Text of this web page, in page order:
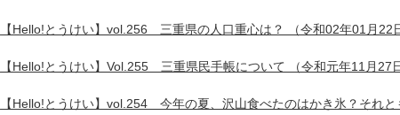
【Hello!とうけい】vol.256 三重県の人口重心は？ （令和02年01月22
【Hello!とうけい】Vol.255 三重県民手帳について （令和元年11月27
【Hello!とうけい】vol.254 今年の夏、沢山食べたのはかき氷？それ